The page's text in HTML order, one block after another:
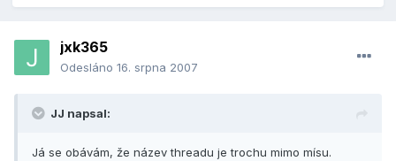
jxk365
Odesláno 16. srpna 2007
JJ napsal:
Já se obávám, že název threadu je trochu mimo mísu.